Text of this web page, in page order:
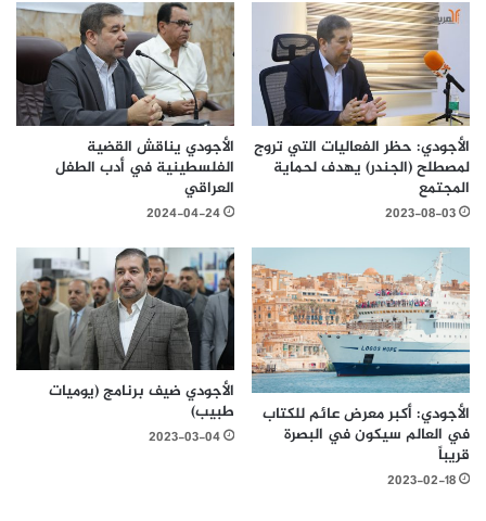
الأجودي: حظر الفعاليات التي تروج
لمصطلح (الجندر) يهدف لحماية
المجتمع
2023-08-03
الأجودي يناقش القضية
الفلسطينية في أدب الطفل
العراقي
2024-04-24
الأجودي: أكبر معرض عائم للكتاب
في العالم سيكون في البصرة
قريباً
2023-02-18
الأجودي ضيف برنامج (يوميات
طبيب)
2023-03-04